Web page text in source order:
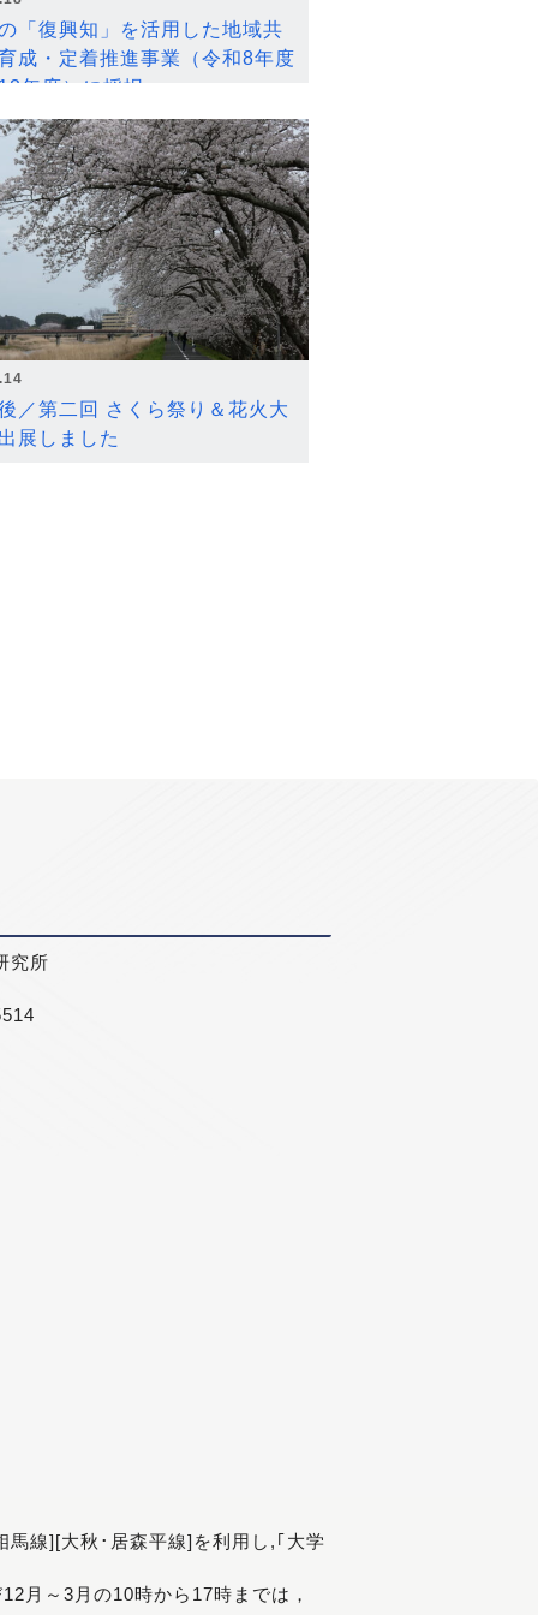
「復興知」を活用した地域共
成・定着推進事業（令和8年度
年度）に採択
／第二回 さくら祭り＆花火大
展しました
究所
線][大秋･居森平線]を利用し,｢大学
月～3月の10時から17時までは，